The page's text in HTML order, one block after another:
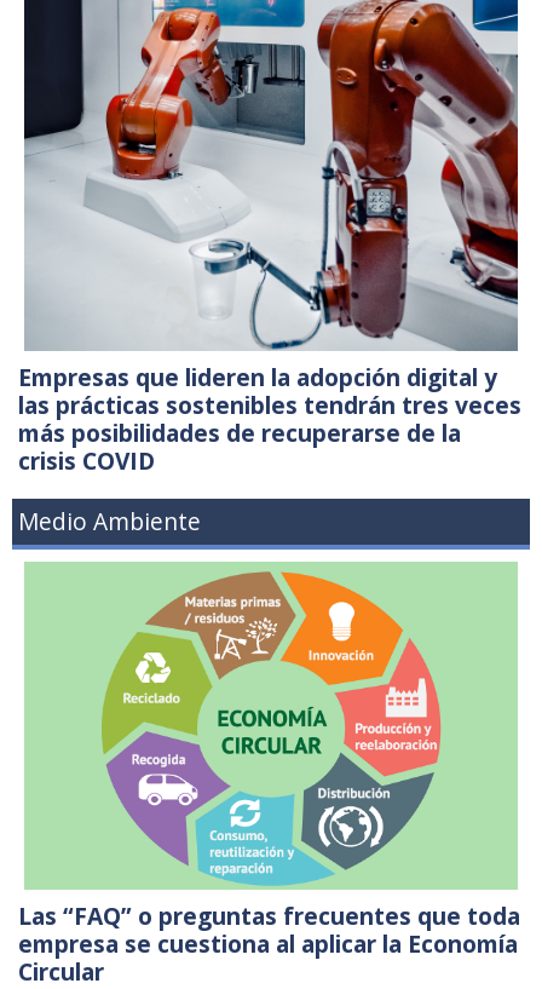
Empresas que lideren la adopción digital y
las prácticas sostenibles tendrán tres veces
más posibilidades de recuperarse de la
crisis COVID
Medio Ambiente
Las “FAQ” o preguntas frecuentes que toda
empresa se cuestiona al aplicar la Economía
Circular